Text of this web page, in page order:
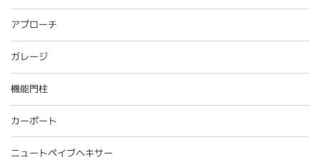
アプローチ
ガレージ
機能門柱
カーポート
ニュートペイブヘキサー